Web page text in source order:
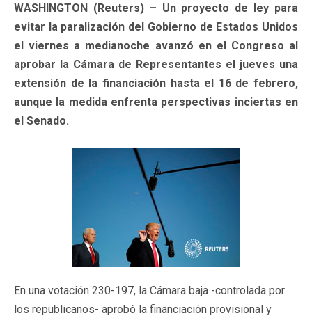
WASHINGTON (Reuters) – Un proyecto de ley para
evitar la paralización del Gobierno de Estados Unidos
el viernes a medianoche avanzó en el Congreso al
aprobar la Cámara de Representantes el jueves una
extensión de la financiación hasta el 16 de febrero,
aunque la medida enfrenta perspectivas inciertas en
el Senado.
En una votación 230-197, la Cámara baja -controlada por
los republicanos- aprobó la financiación provisional y